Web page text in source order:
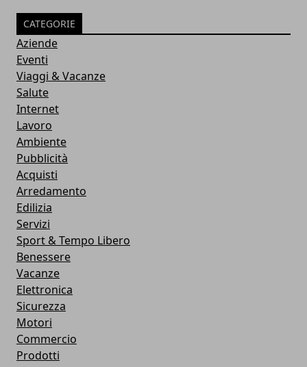
CATEGORIE
Aziende
Eventi
Viaggi & Vacanze
Salute
Internet
Lavoro
Ambiente
Pubblicità
Acquisti
Arredamento
Edilizia
Servizi
Sport & Tempo Libero
Benessere
Vacanze
Elettronica
Sicurezza
Motori
Commercio
Prodotti